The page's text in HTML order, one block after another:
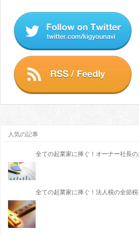
人気の記事
全ての起業家に捧ぐ！オーナー社長
全ての起業家に捧ぐ！法人税の全節